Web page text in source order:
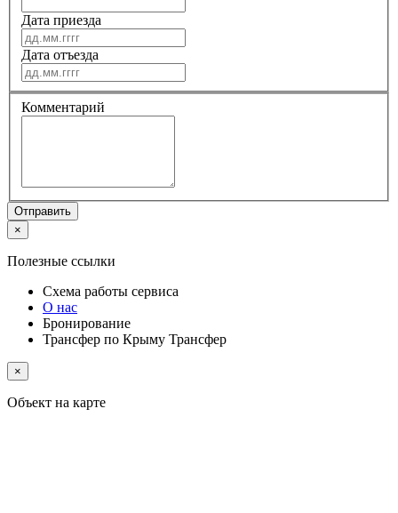
Дата приезда
Дата отъезда
Комментарий
Отправить
×
Полезные ссылки
Схема работы сервиса
О нас
Бронирование
Трансфер по Крыму Трансфер
×
Объект на карте